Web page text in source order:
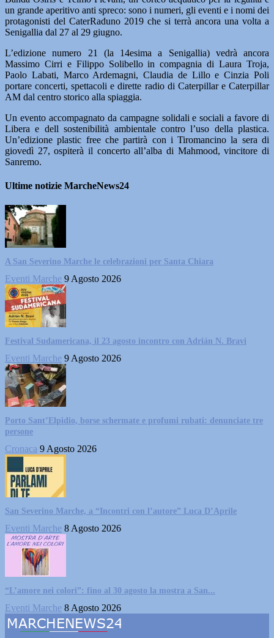
un grande aperitivo anti spreco: sono i numeri, gli eventi e i nomi dei
protagonisti del CaterRaduno 2019 che si terrà ancora una volta a
Senigallia dal 27 al 29 giugno.
L’edizione numero 21 (la 14esima a Senigallia) vedrà ancora
Massimo Cirri e Filippo Solibello in compagnia di Laura Troja,
Paolo Labati, Marco Ardemagni, Claudia de Lillo e Cinzia Poli
portare concerti, spettacoli e dirette radio di Caterpillar e Caterpillar
AM dal centro storico alla spiaggia.
Un evento accompagnato da campagne solidali e sociali a favore di
Libera e dell sostenibilità ambientale contro l’uso della plastica.
Un’edizione plastic free che partirà con i Tiromancino la sera di
giovedì 27, ospiterà il concerto all’alba di Mahmood, vincitore di
Sanremo.
Ultime notizie MarcheNews24
A San Severino Marche le celebrazioni per Santa Chiara
Eventi Marche 9 Agosto 2026
Festival Sudamericana, il 23 agosto incontro con Adrián N. Bravi
Eventi Marche 9 Agosto 2026
Porto Sant’Elpidio, borse schermate e profumi rubati: denunciate tre
persone
Cronaca 9 Agosto 2026
San Severino Marche, a “Incontri con l’autore” Luca D’Aprile
Eventi Marche 8 Agosto 2026
“L’amore nei colori”: fino al 30 agosto la mostra a San...
Eventi Marche 8 Agosto 2026